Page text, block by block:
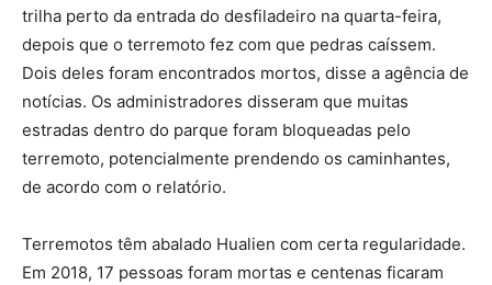
trilha perto da entrada do desfiladeiro na quarta-feira,
depois que o terremoto fez com que pedras caíssem.
Dois deles foram encontrados mortos, disse a agência de
notícias. Os administradores disseram que muitas
estradas dentro do parque foram bloqueadas pelo
terremoto, potencialmente prendendo os caminhantes,
de acordo com o relatório.
Terremotos têm abalado Hualien com certa regularidade.
Em 2018, 17 pessoas foram mortas e centenas ficaram